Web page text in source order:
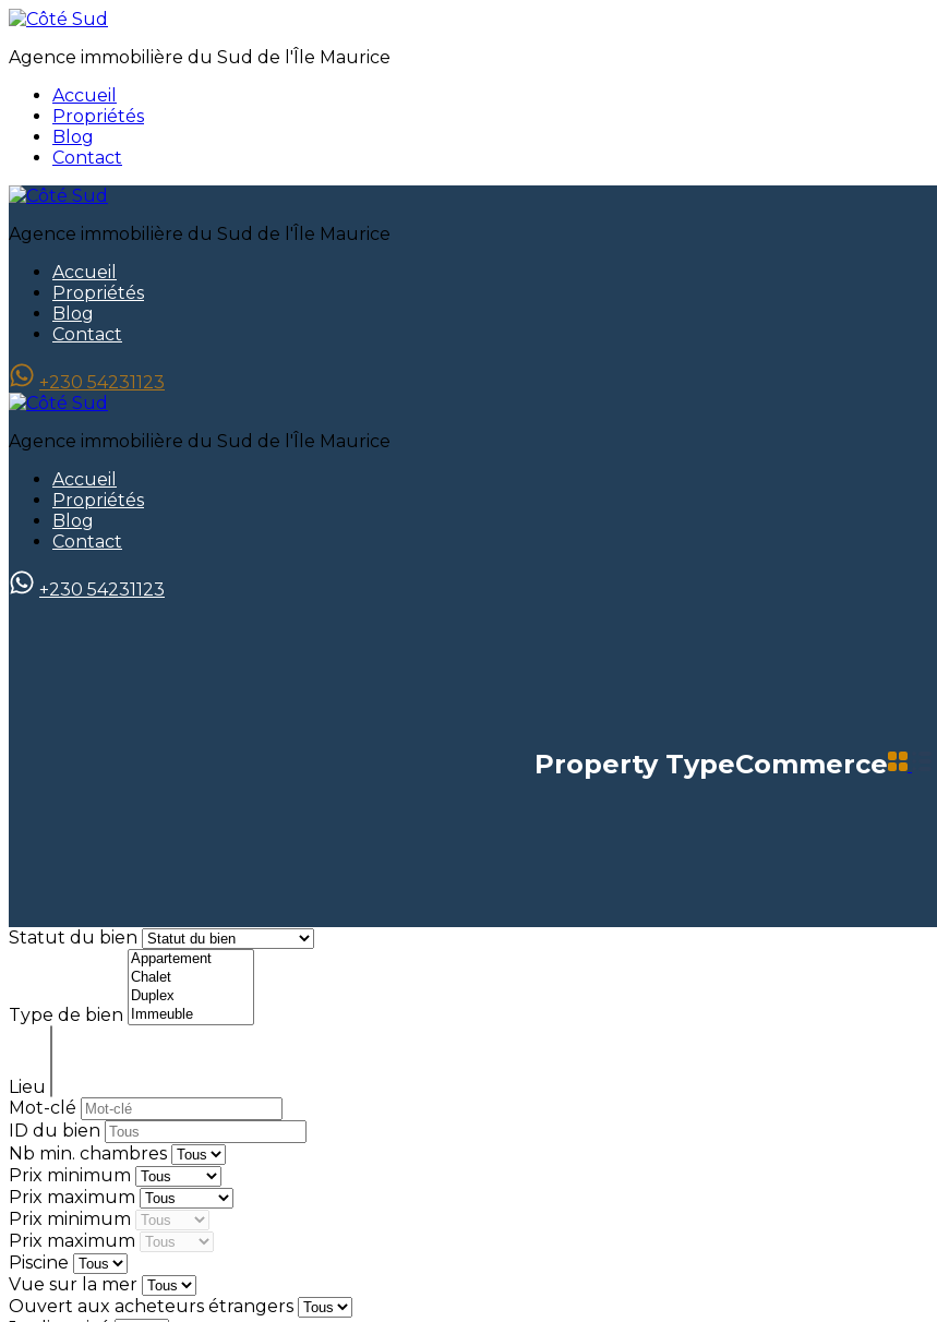
Agence immobilière du Sud de l'Île Maurice
Accueil
Propriétés
Blog
Contact
Agence immobilière du Sud de l'Île Maurice
Accueil
Propriétés
Blog
Contact
+230 54231123
Agence immobilière du Sud de l'Île Maurice
Accueil
Propriétés
Blog
Contact
+230 54231123
Property TypeCommerce
Statut du bien
Type de bien
Lieu
Mot-clé
ID du bien
Nb min. chambres
Prix minimum
Prix maximum
Prix minimum
Prix maximum
Piscine
Vue sur la mer
Ouvert aux acheteurs étrangers